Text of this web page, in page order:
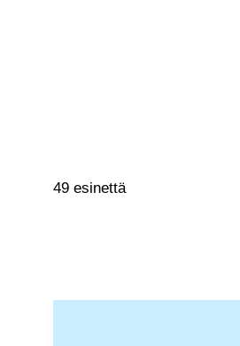
49 esinettä